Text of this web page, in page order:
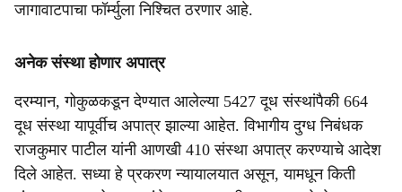
जागावाटपाचा फॉर्म्युला निश्चित ठरणार आहे.
अनेक संस्था होणार अपात्र
दरम्यान, गोकुळकडून देण्यात आलेल्या 5427 दूध संस्थांपैकी 664
दूध संस्था यापूर्वीच अपात्र झाल्या आहेत. विभागीय दुग्ध निबंधक
राजकुमार पाटील यांनी आणखी 410 संस्था अपात्र करण्याचे आदेश
दिले आहेत. सध्या हे प्रकरण न्यायालयात असून, यामधून किती